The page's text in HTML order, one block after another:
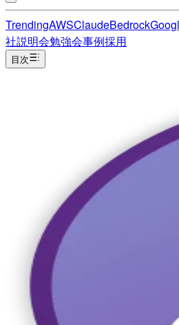
TrendingAWSClaudeBedrock
社説明会勉強会事例採用
目次